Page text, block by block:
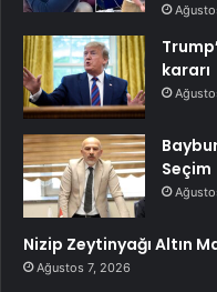
kararı
Seçim
Nizip Zeytinyağı Altın
Ağustos 7, 2026